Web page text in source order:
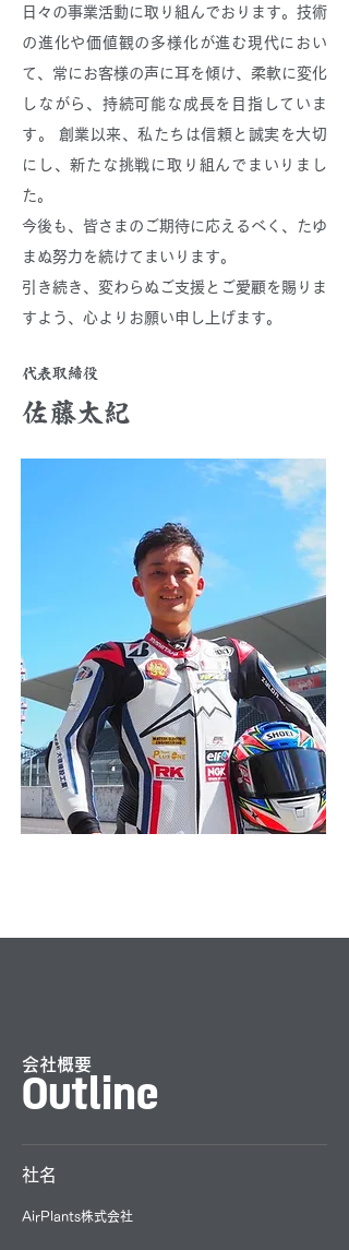
日々の事業活動に取り組んでおります。技術
の進化や価値観の多様化が進む現代におい
て、常にお客様の声に耳を傾け、柔軟に変化
しながら、持続可能な成長を目指していま
す。 創業以来、私たちは信頼と誠実を大切
にし、新たな挑戦に取り組んでまいりまし
た。
今後も、皆さまのご期待に応えるべく、たゆ
まぬ努力を続けてまいります。
引き続き、変わらぬご支援とご愛顧を賜りま
すよう、心よりお願い申し上げます。
代表取締役
佐藤太紀
Outline
​会社概要
社名
AirPlants株式会社